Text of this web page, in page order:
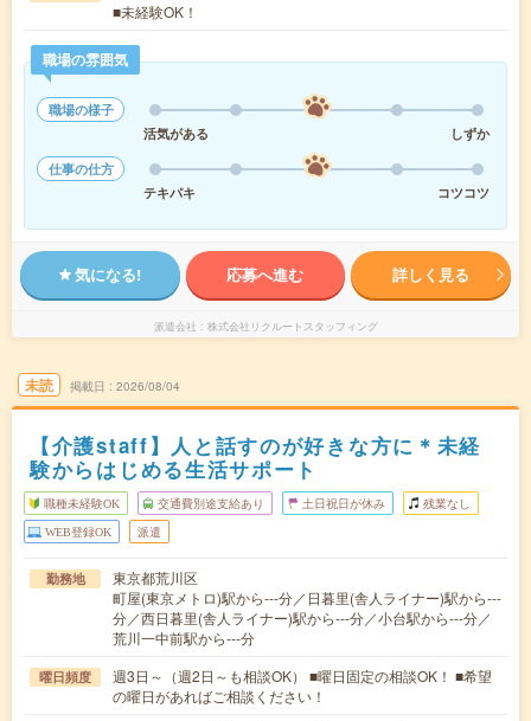
■未経験OK！
職場の雰囲気
職場の様子
活気がある
しずか
仕事の仕方
テキパキ
コツコツ
気になる! 応募へ進む 詳しく見る
派遣会社 株式会社リクルートスタッフィング
未読 掲載日 2026/08/04
【介護staff】人と話すのが好きな方に＊未経
験からはじめる生活サポート
職種未経験OK 交通費別途支給あり 土日祝日が休み 残業なし
WEB登録OK 派遣
勤務地
東京都荒川区
町屋(東京メトロ)駅から---分／日暮里(舎人ライナー)駅から---
分／西日暮里(舎人ライナー)駅から---分／小台駅から---分／
荒川一中前駅から---分
曜日頻度
週3日～（週2日～も相談OK） ■曜日固定の相談OK！ ■希望
の曜日があればご相談ください！